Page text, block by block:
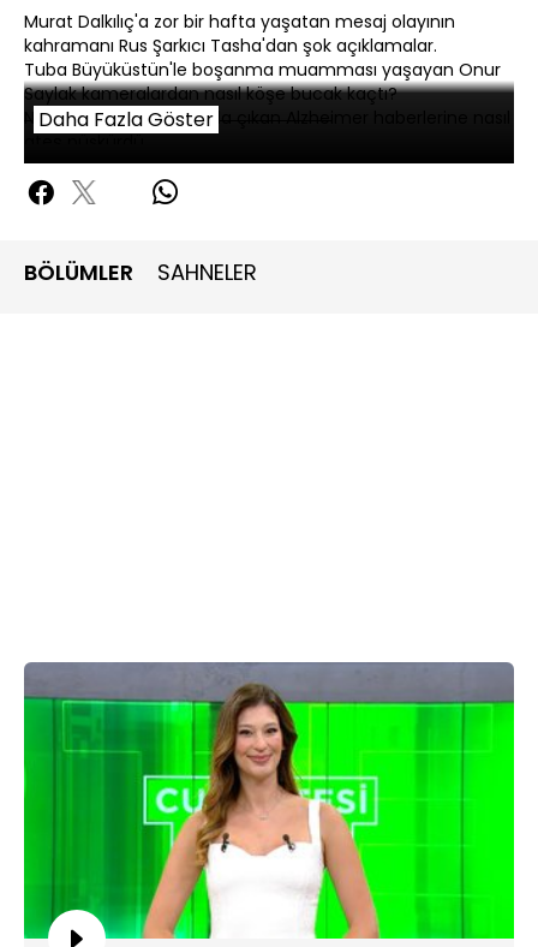
Murat Dalkılıç'a zor bir hafta yaşatan mesaj olayının
kahramanı Rus Şarkıcı Tasha'dan şok açıklamalar.
Tuba Büyüküstün'le boşanma muamması yaşayan Onur
Saylak kameralardan nasıl köşe bucak kaçtı?
Nebahat Çehre hakkında çıkan Alzheimer haberlerine nasıl
Halit Ergenç gece yarısı İstanbul gecelerinde nasıl zor anlar
yaşadı?
Daha Fazla Göster
BÖLÜMLER SAHNELER